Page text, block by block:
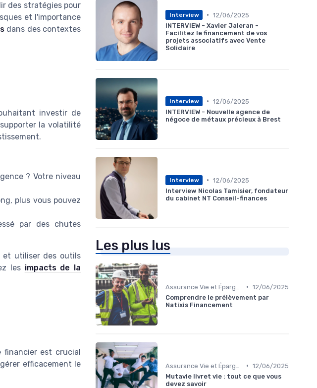
des stratégies pour
et l'importance
dans des contextes
investir de
la volatilité
? Votre niveau
plus vous pouvez
par des chutes
et utiliser des outils
les impacts de la
financier est crucial
efficacement le
Interview • 12/06/2025
INTERVIEW - Xavier Jaleran -
Facilitez le financement de vos
projets associatifs avec Vente
Solidaire
Interview • 12/06/2025
INTERVIEW - Nouvelle agence de
négoce de métaux précieux à Brest
Interview • 12/06/2025
Interview Nicolas Tamisier, fondateur
du cabinet NT Conseil-finances
Les plus lus
• 12/06/2025
Comprendre le prélèvement par
Natixis Financement
• 12/06/2025
Mutavie livret vie : tout ce que vous
devez savoir